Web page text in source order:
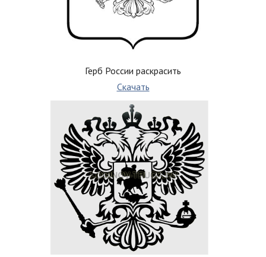
Герб России раскрасить
Скачать